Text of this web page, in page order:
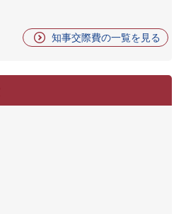
知事交際費の一覧を見る